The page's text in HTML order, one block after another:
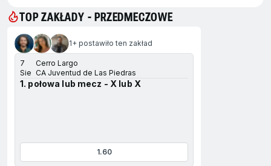
TOP ZAKŁADY - PRZEDMECZOWE
na koniec 1+ postawiło ten zakład
7
Sie
Cerro Largo
CA Juventud de Las Piedras
1. połowa lub mecz - X lub X
1.60
na początek